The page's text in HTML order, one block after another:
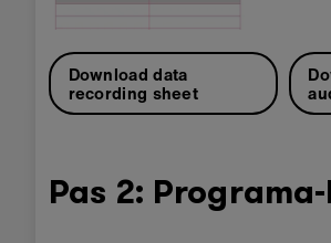
Download data
recording sheet
Pas 2: